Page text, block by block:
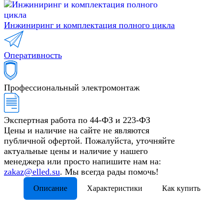
Инжиниринг и комплектация полного цикла
Оперативность
Профессиональный электромонтаж
Экспертная работа по 44-ФЗ и 223-ФЗ
Цены и наличие на сайте не являются
публичной офертой. Пожалуйста, уточняйте
актуальные цены и наличие у нашего
менеджера или просто напишите нам на:
zakaz@elled.su. Мы всегда рады помочь!
Описание Характеристики Как купить